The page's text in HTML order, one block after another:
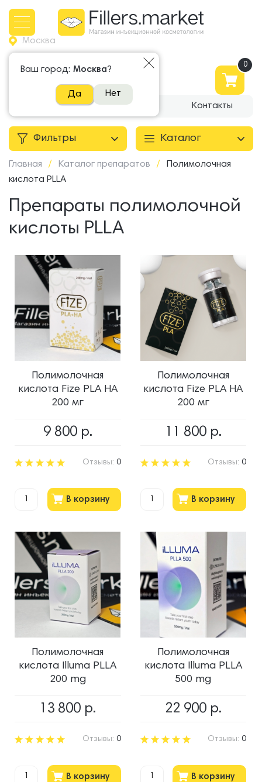
Москва
Ваш город: Москва?
Да Нет
+7 965 500 81 81
О компании Доставка Контакты
Фильтры Каталог
Главная / Каталог препаратов /
Полимолочная
кислота PLLA
Препараты полимолочной
кислоты PLLA
Полимолочная
кислота Fize PLA HA
200 мг
9 800 р.
Отзывы: 0
В корзину
Полимолочная
кислота Fize PLA HA
200 мг
11 800 р.
Отзывы: 0
В корзину
Полимолочная
кислота Illuma PLLA
200 mg
13 800 р.
Отзывы: 0
В корзину
Полимолочная
кислота Illuma PLLA
500 mg
22 900 р.
Отзывы: 0
В корзину